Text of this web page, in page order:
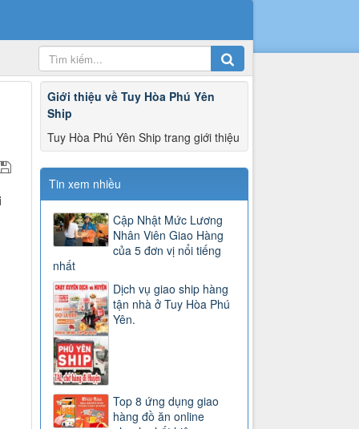
Giới thiệu về Tuy Hòa Phú Yên
Ship
Tuy Hòa Phú Yên Ship trang giới thiệu
Tin xem nhiều
Cập Nhật Mức Lương
Nhân Viên Giao Hàng
của 5 đơn vị nổi tiếng
nhất
Dịch vụ giao ship hàng
tận nhà ở Tuy Hòa Phú
Yên.
Top 8 ứng dụng giao
hàng đồ ăn online